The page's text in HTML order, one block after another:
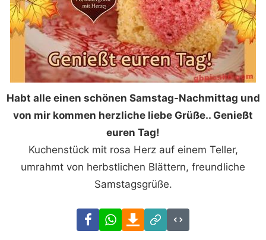
Habt alle einen schönen Samstag-Nachmittag und
von mir kommen herzliche liebe Grüße.. Genießt
euren Tag!
Kuchenstück mit rosa Herz auf einem Teller,
umrahmt von herbstlichen Blättern, freundliche
Samstagsgrüße.
FacebookWhatsAppDownload
Link
Code